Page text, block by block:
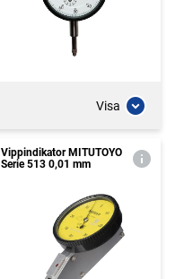
Visa
Vippindikator MITUTOYO
Serie 513 0,01 mm